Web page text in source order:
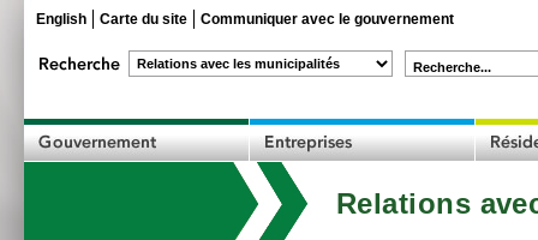
English Carte du site Communiquer avec le gouvernement
Recherche...
Relations